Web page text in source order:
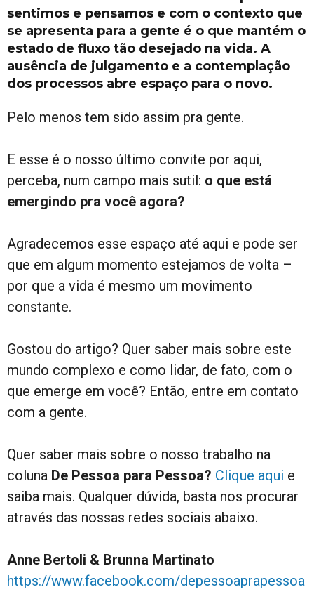
sentimos e pensamos e com o contexto que
se apresenta para a gente é o que mantém o
estado de fluxo tão desejado na vida. A
ausência de julgamento e a contemplação
dos processos abre espaço para o novo.
Pelo menos tem sido assim pra gente.
E esse é o nosso último convite por aqui,
perceba, num campo mais sutil: o que está
emergindo pra você agora?
Agradecemos esse espaço até aqui e pode ser
que em algum momento estejamos de volta –
por que a vida é mesmo um movimento
constante.
Gostou do artigo? Quer saber mais sobre este
mundo complexo e como lidar, de fato, com o
que emerge em você? Então, entre em contato
com a gente.
Quer saber mais sobre o nosso trabalho na
coluna De Pessoa para Pessoa? Clique aqui e
saiba mais. Qualquer dúvida, basta nos procurar
através das nossas redes sociais abaixo.
Anne Bertoli & Brunna Martinato
https://www.facebook.com/depessoaprapessoa